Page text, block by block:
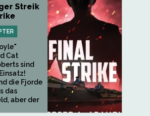
Streik
Cat
sind
die Fjorde
das
aber der